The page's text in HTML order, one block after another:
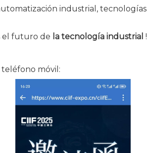
industrial, tecnologías
el futuro de la tecnología industrial !
teléfono móvil: